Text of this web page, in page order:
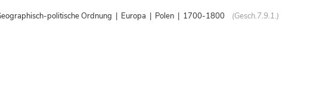
politische Ordnung | Europa | Polen | 1700-1800
(Gesch.7.9.1.)